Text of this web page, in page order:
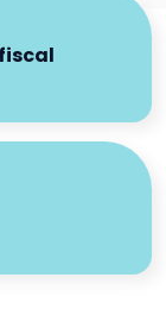
fiscal